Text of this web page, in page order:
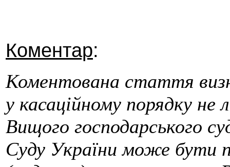
Коментар:
Коментована стаття
у касацій­ному порядку
Вищого господарського
Суду України може бути